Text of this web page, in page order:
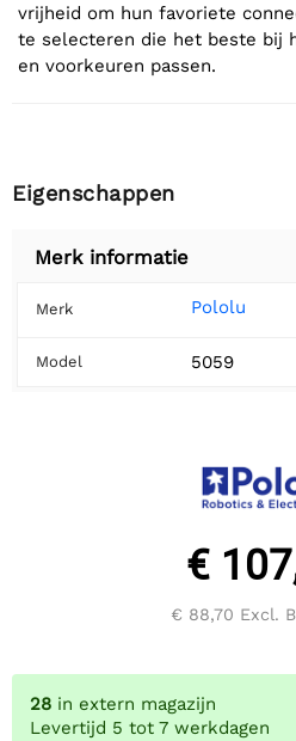
vrijheid om hun favoriete
te selecteren die het beste bij
en voorkeuren passen.
Eigenschappen
Merk informatie
Merk Pololu
Model 5059
€
€ 88,70 Excl.
28 in extern magazijn
Levertijd 5 tot 7 werkdagen